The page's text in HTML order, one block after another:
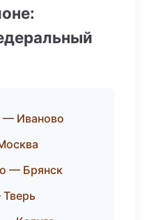
Иваново
— Брянск